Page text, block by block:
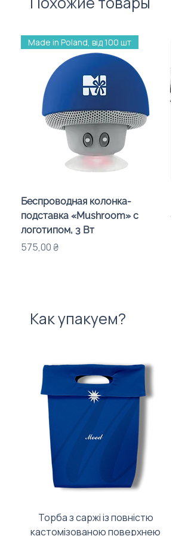
Made in Poland, від 100 шт
Беспроводная колонка-
подставка «Mushroom» с
логотипом, 3 Вт
Цена
575,00 ₴
Как упакуем?
Торба з саржі із повністю
кастомізованою поверхнею